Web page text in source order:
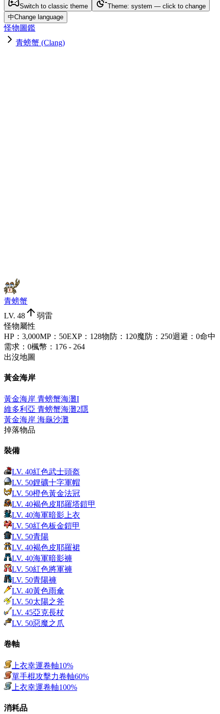
Switch to classic theme
Theme: system — click to change
中Change language
怪物圖鑑
青螃蟹 (Clang)
青螃蟹
LV. 48
弱雷
怪物屬性
HP ： 3,000MP ： 50EXP ： 128物防 ： 120魔防 ： 250迴避 ： 0命中
需求 ： 0楓幣 ： 176 - 264
出沒地圖
黃金海岸
黃金海岸 青螃蟹海灘I
維多利亞 青螃蟹海灘2隱
黃金海岸 海龜沙灘
掉落物品
裝備
LV. 40紅色武士頭盔
LV. 50鋰礦十字軍帽
LV. 50橙色黃金法冠
LV. 40褐色皮耶羅塔鎧甲
LV. 40海軍暗影上衣
LV. 50紅色板金鎧甲
LV. 50青陽
LV. 40褐色皮耶羅裙
LV. 40海軍暗影褲
LV. 50紅色將軍褲
LV. 50青陽褲
LV. 40黃色雨傘
LV. 50太陽之斧
LV. 45亞克長杖
LV. 50惡魔之爪
卷軸
上衣幸運卷軸10%
單手棍攻擊力卷軸60%
上衣幸運卷軸100%
消耗品